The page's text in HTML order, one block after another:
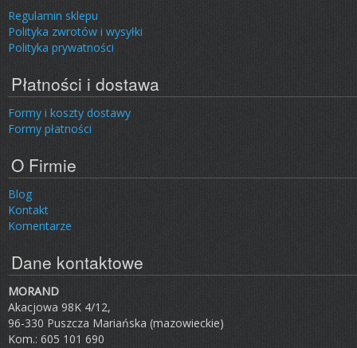
Regulamin sklepu
Polityka zwrotów i wysyłki
Polityka prywatności
Płatności i dostawa
Formy i koszty dostawy
Formy płatności
O Firmie
Blog
Kontakt
Komentarze
Dane kontaktowe
MORAND
Akacjowa 98K 4/12,
96-330 Puszcza Mariańska (mazowieckie)
Kom.: 605 101 690